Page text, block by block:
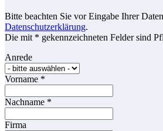
Bitte beachten Sie vor Eingabe Ihrer
Datenschutzerklärung.
Die mit * gekennzeichneten Felder sind
Anrede
Vorname *
Nachname *
Firma